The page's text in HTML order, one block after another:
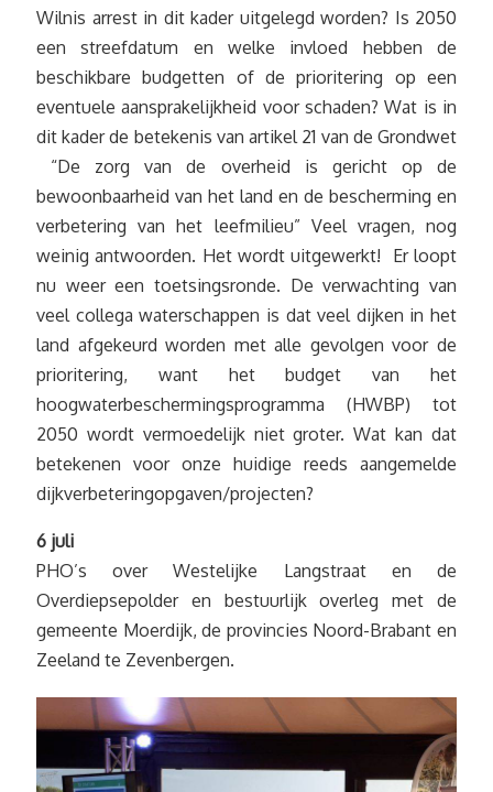
Wilnis arrest in dit kader uitgelegd worden? Is 2050
een streefdatum en welke invloed hebben de
beschikbare budgetten of de prioritering op een
eventuele aansprakelijkheid voor schaden? Wat is in
dit kader de betekenis van artikel 21 van de Grondwet
“De zorg van de overheid is gericht op de
bewoonbaarheid van het land en de bescherming en
verbetering van het leefmilieu” Veel vragen, nog
weinig antwoorden. Het wordt uitgewerkt! Er loopt
nu weer een toetsingsronde. De verwachting van
veel collega waterschappen is dat veel dijken in het
land afgekeurd worden met alle gevolgen voor de
prioritering, want het budget van het
hoogwaterbeschermingsprogramma (HWBP) tot
2050 wordt vermoedelijk niet groter. Wat kan dat
betekenen voor onze huidige reeds aangemelde
dijkverbeteringopgaven/projecten?
6 juli
PHO’s over Westelijke Langstraat en de
Overdiepsepolder en bestuurlijk overleg met de
gemeente Moerdijk, de provincies Noord-Brabant en
Zeeland te Zevenbergen.